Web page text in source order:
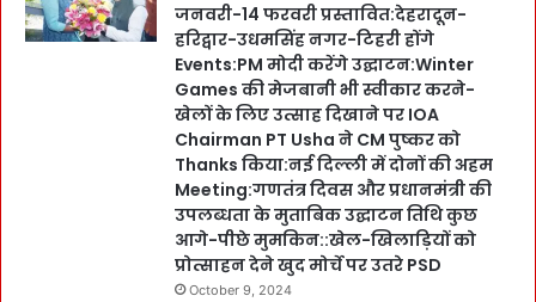
जनवरी-14 फरवरी प्रस्तावित:देहरादून-
हरिद्वार-उधमसिंह नगर-टिहरी होंगे
Events:PM मोदी करेंगे उद्घाटन:Winter
Games की मेजबानी भी स्वीकार करने-
खेलों के लिए उत्साह दिखाने पर IOA
Chairman PT Usha ने CM पुष्कर को
Thanks किया:नई दिल्ली में दोनों की अहम
Meeting:गणतंत्र दिवस और प्रधानमंत्री की
उपलब्धता के मुताबिक उद्घाटन तिथि कुछ
आगे-पीछे मुमकिन::खेल-खिलाड़ियों को
प्रोत्साहन देने खुद मोर्चे पर उतरे PSD
October 9, 2024